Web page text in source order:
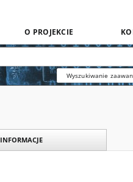
O PROJEKCIE
Wyszukiwanie
INFORMACJE